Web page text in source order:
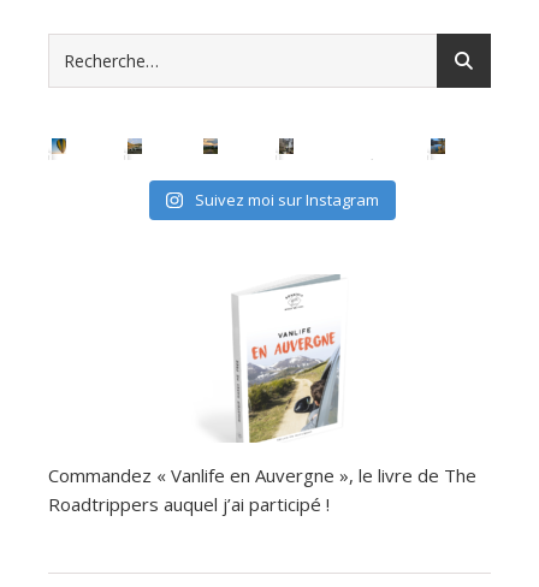
Suivez moi sur Instagram
Commandez « Vanlife en Auvergne », le livre de The
Roadtrippers auquel j’ai participé !